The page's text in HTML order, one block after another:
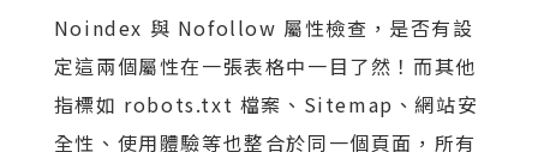
Noindex 與 Nofollow 屬性檢查，是否有設
定這兩個屬性在一張表格中一目了然！而其他
指標如 robots.txt 檔案、Sitemap、網站安
全性、使用體驗等也整合於同一個頁面，所有